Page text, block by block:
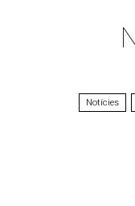
Notícies